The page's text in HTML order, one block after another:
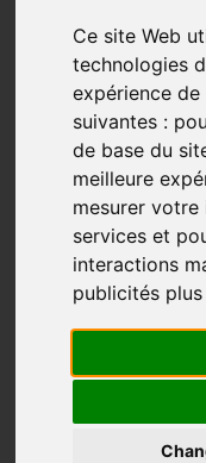
Ce site Web
technologies
expérience
suivantes :
de base du
meilleure
mesurer
services et
interactions
publicités
Je souhaite
Je le clame haut et
gens
leur potentiel, des
plus grande
individus qui sont
efforts à la
communauté